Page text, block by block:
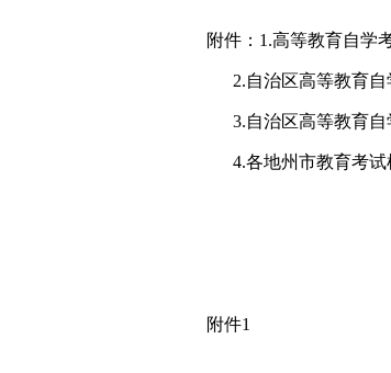
附件：1.高等教育自学
2.自治区高等教育自
3.自治区高等教育自
4.各地州市教育考试
附件1